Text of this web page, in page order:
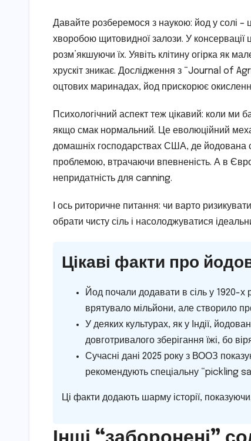
Давайте розберемося з наукою: йод у солі –
хворобою щитовидної залози. У консервації
розм’якшуючи їх. Уявіть клітину огірка як
хрускіт зникає. Дослідження з “Journal of
оцтових маринадах, йод прискорює
Психологічний аспект теж цікавий: коли ми
якщо смак нормальний. Це еволюційний
домашніх господарствах США, де йодована
проблемою, втрачаючи впевненість. А в
непридатність для canning.
І ось риторичне питання: чи варто
обрати чисту сіль і насолоджуватися
Цікаві факти про
Йод почали додавати в сіль у 1920-
врятувало мільйони, але створило
У деяких культурах, як у Індії,
довготривалого зберігання їжі, бо
Сучасні дані 2025 року з ВООЗ
рекомендують спеціальну “pickling
Ці факти додають шарму історії,
Інші “заборонені”